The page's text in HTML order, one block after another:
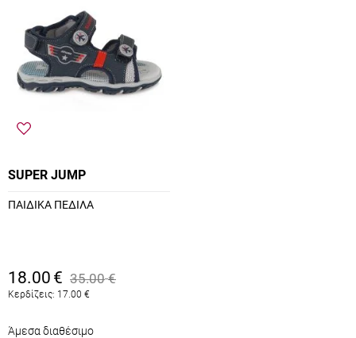
SUPER JUMP
ΠΑΙΔΙΚΑ ΠΕΔΙΛΑ
18.00 € 35.00 €
Κερδίζεις: 17.00 €
Άμεσα διαθέσιμο